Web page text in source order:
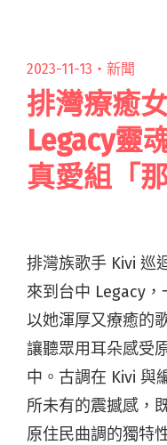
2023-11-13・ 新聞
排灣療癒
Legacy靈
真愛組「
排灣族歌手 Kivi 巡
來到台中 Legacy，
以她渾厚又療癒的
讓聽眾用耳朵感受
中。古調在 Kivi 與
所未有的震撼感，
原住民曲調的獨特